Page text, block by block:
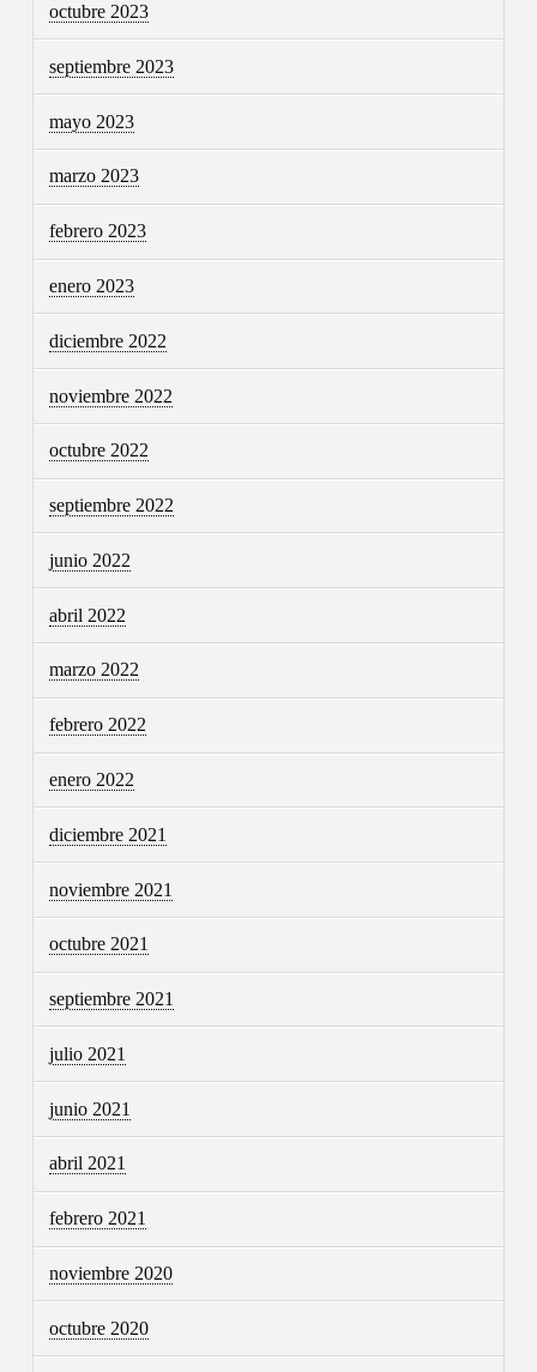
octubre 2023
septiembre 2023
mayo 2023
marzo 2023
febrero 2023
enero 2023
diciembre 2022
noviembre 2022
octubre 2022
septiembre 2022
junio 2022
abril 2022
marzo 2022
febrero 2022
enero 2022
diciembre 2021
noviembre 2021
octubre 2021
septiembre 2021
julio 2021
junio 2021
abril 2021
febrero 2021
noviembre 2020
octubre 2020